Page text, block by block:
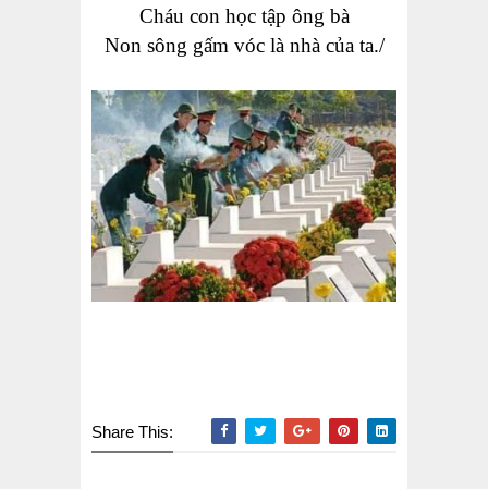
Cháu con học tập ông bà
Non sông gấm vóc là nhà của ta./
Share This: